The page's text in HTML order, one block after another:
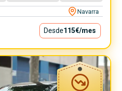
Navarra
Desde115€/mes